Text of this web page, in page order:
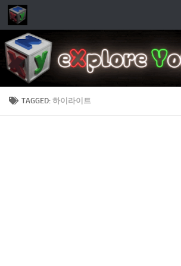
Skip to content
TAGGED:하이라이트